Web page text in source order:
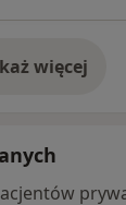
więcej
o adresie